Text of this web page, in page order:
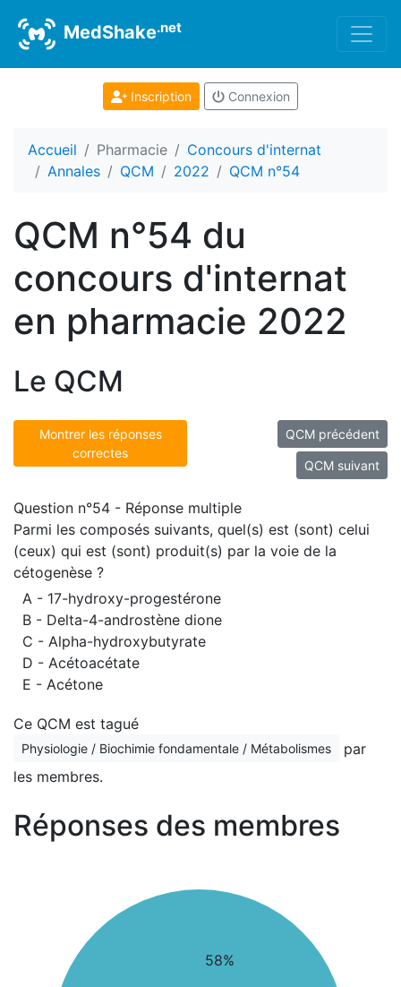
MedShake.net
Inscription Connexion
Accueil Pharmacie
Concours d'internat
Annales
QCM 2022 QCM n°54
QCM n°54 du
concours d'internat
en pharmacie 2022
Le QCM
Montrer les réponses
correctes
QCM précédent
QCM suivant
Question n°54 - Réponse multiple
Parmi les composés suivants, quel(s) est (sont) celui
(ceux) qui est (sont) produit(s) par la voie de la
cétogenèse ?
A - 17-hydroxy-progestérone
B - Delta-4-androstène dione
C - Alpha-hydroxybutyrate
D - Acétoacétate
E - Acétone
Ce QCM est tagué
Physiologie / Biochimie fondamentale / Métabolismes
par
les membres.
Réponses des membres
58%